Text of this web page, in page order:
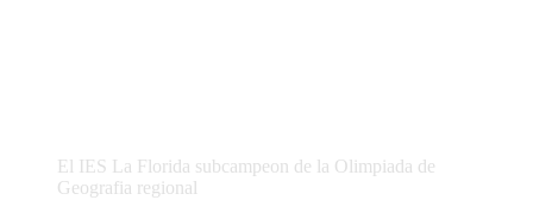
El IES La Florida subcampeon de la Olimpiada de
Geografia regional